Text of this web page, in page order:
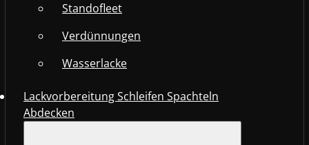
Standofleet
Verdünnungen
Wasserlacke
Lackvorbereitung Schleifen Spachteln
Abdecken